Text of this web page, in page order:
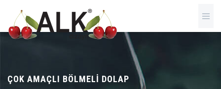
ÇOK AMAÇLI BÖLMELI DOLAP